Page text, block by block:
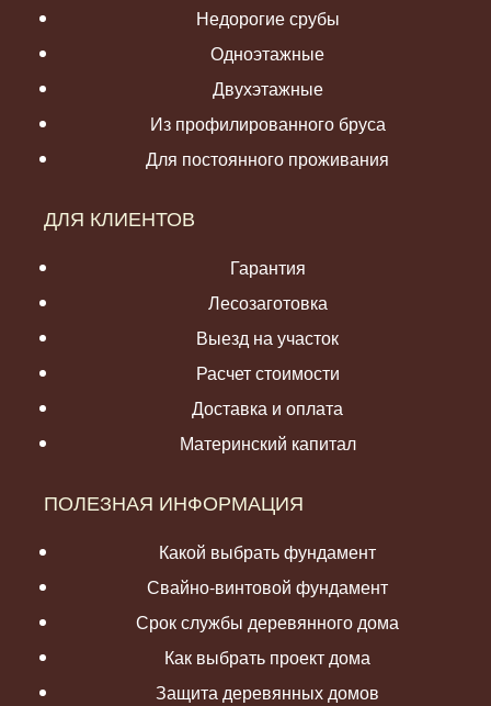
Недорогие срубы
Одноэтажные
Двухэтажные
Из профилированного бруса
Для постоянного проживания
ДЛЯ КЛИЕНТОВ
Гарантия
Лесозаготовка
Выезд на участок
Расчет стоимости
Доставка и оплата
Материнский капитал
ПОЛЕЗНАЯ ИНФОРМАЦИЯ
Какой выбрать фундамент
Свайно-винтовой фундамент
Срок службы деревянного дома
Как выбрать проект дома
Защита деревянных домов